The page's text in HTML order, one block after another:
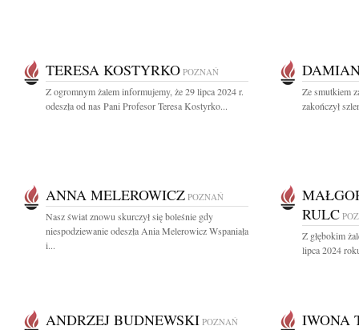
TERESA KOSTYRKO POZNAŃ
Z ogromnym żalem informujemy, że 29 lipca 2024 r.
odeszła od nas Pani Profesor Teresa Kostyrko...
Ze smutkiem
zakończył
ANNA MELEROWICZ POZNAŃ
Nasz świat znowu skurczył się boleśnie gdy
niespodziewanie odeszła Ania Melerowicz Wspaniała
i...
RULC
Z głębokim
lipca 2024
ANDRZEJ BUDNEWSKI POZNAŃ IWONA